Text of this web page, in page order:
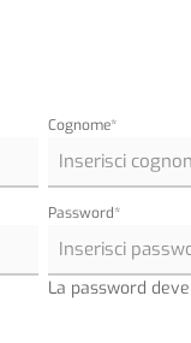
Cognome*
Password*
La password